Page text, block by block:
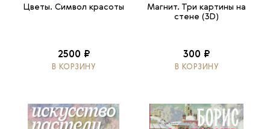
Цветы. Символ красоты
2500 ₽
В КОРЗИНУ
Магнит. Три картины на
стене (3D)
300 ₽
В КОРЗИНУ